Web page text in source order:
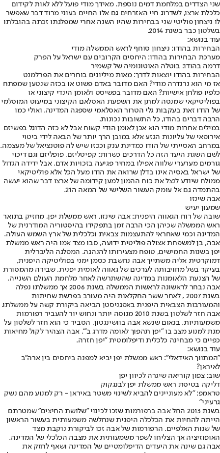
שני הצדדים במלחמת דמים נוספת. מאידך מודי פועל ללא לאות לקידום
כלכלת ארצו, לשדרוג חיי האזרחים גם אלו החיים בעוני מרוד דבר שאפשר
לו ניצחון פוליטי שני בבחירות שהיו השנה אחרי שמפלגתו זכתה בהובלתו
בשלטון כבר בשנת 2014.
עוד בנושא:
הבחירות בהודו: ניצחון סוחף לראש הממשלה מודי
מערכת הבחירות בהודו: היחסים הקרובים עם ישראל על הפרק
דרמה בהודו: בוטלה האוטונומיה של קשמיר
הבחירות בהודו יוצאות לדרך: מאות מיליונים בוחרים את הפרלמנט
אז מי הוא נרנדרה מודי? האם מדובר באדם פשוט או בכזה שנטען שמפתח
כלפיו פולחן אישיות? האם מדובר בפשיסט ולאומן הינדי קיצוני או
בפוליטיקאי שמנסה למתן את השפעת האסלאם הקיצוני במיעוט המוסלמי
של הודו זאת בעקבות גלי הטרור האסלאמי שספגה המדינה. ואולי כמו
הרבה דברים בהודו, כל התשובות נכונות.
במילים אחרות מודי הוא אכן לאומן הודי קשוח אבל לא כזה הדוגל בפשיזם
אירופאי של עליונות הגזע אלא במובן הרך יותר של הבאה לידי ביטוי
במרחב האסייתי של הודו כמדינת ענק וככזו שיש לה פוטנציאל של מעצמה.
לשם השגת היעד הזה כל הדרכים כשרות: קפיטליזם, פופליזם וגם דיכוי
גורמים מערערי שלווה אפילו במחיר פגיעה בזכויות אדם. אבל ידידה הגדול
של ישראל באסיה אינו בדלן שרואה את הודו מעל הכל אלא פוליטיקאי
ממולח שיודע לנצל את כוח ההמון למען קידומה של ארצו דבר שהוא יעשה
בהתמדה גם אל עומק העשור השלישי של המאה ה21.
אבה שינזו
שמעון יעיש
שובה של רוח הגאווה היפנית: אבה שינזו, ראש ממשלת יפן, מחזיק בתואר
ראש הממשלה שכיהן הכי הרבה זמן בתפקידו בהיסטוריה המודרנית של
המדינה וכמי שאחראי להתעצמות צבאית וכלכלית של ארץ השמש העולה.
אבה, בן למשפחת אצולה פוליטית ידועה, סבו מצד אמו היה ראש ממשלת
יפן בשנות החמישים, טופח מצעירותו להנהגה. המפלגה הליברלית
דמוקרטית אליה משתייך אבה נחשבת כסמן ימני בפוליטיקה היפנית,
בעיקר בשל מחויבותה לערכים של גאווה לאומית יפנית, שבירה מהמסורת
של הצנעת הלאומנות במדינה שהשתרשה לאחר מלחמת העולם השנייה.
אבה נבחר לראשונה לראשות הממשלה בשנת 2006 אך ממשלתו נפלה
בשנת 2007 , לאחר ששר החקלאות היה מעורב בפרשת שחיתות
והמעורבות הצבאית היפנית באפגניסטן הביאה ביקורת קשה על ממשלתו.
אבה חזר לשלטון בשנת 2010 מנוסה יותר ונחוש יור להעביר רפורמות
משמעותיות. בנאום שנשא אבה בוושינגטון, הסביר כי הוא חזר לשלטון על
מנת למנוע מצב בו "יפן תהפוך לאומה מדרג ב'". אבה הצהיר לקול מחיאות
כפיים כי מבחינה כלכלית ודיפלומטית "יפן חזרה.
עוד בנושא:
"המתווך האידאלי": ראש ממשלת יפן יביא למפנה ביחסים בין ארה"ב
לאיראן?
שוב: צפון קוריאה שיגרה לכיוון יפן
דליקה בטיסת ראש ממשלת יפן לבנגקוק
טראמפ: "לא מעוניינים להביא לשינוי משטר באיראן - רק למנוע מהם נשק
גרעיני"
בשנת 2013 החל אבה ברפורמות שזכו לכינוי "שלושת החיצים" שמטרתם
הייתה להחיות את הכלכלה היפנית שנחלשה משמעותית בעשור הראשון
של שנות האלפיים. הרפורמות של אבה זכו לביקורת נוקבת מצד
האופוזיציה אך הצליחו לשפר משמעותית את מצבה הכלכלי של המדינה.
אבה גם שינה את היעדים הדיפלומטיים של המדינה ושאף לחזק את